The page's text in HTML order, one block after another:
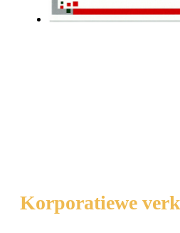
Korporatiewe